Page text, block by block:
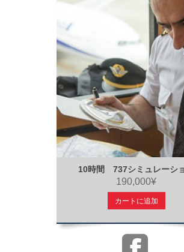
10時間 737シミュレーシ
190,000¥
カートに追加